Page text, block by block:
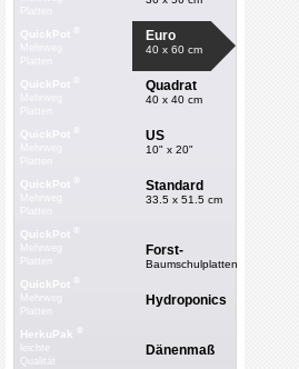
QuickPot Euro
40 x 60 cm
QuickPot Quadrat
40 x 40 cm
QuickPot US
10" x 20"
QuickPot Standard
33.5 x 51.5 cm
QuickPot
Forst-
Baumschulplatten
QuickPot
Mehrweg
Hydroponics
HerkuPak
leichte
Qualität
Dänenmaß